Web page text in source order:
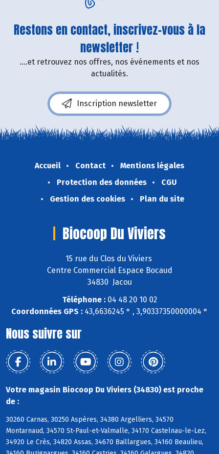
Restons en contact, inscrivez-vous à la
newsletter !
....et retrouvez nos offres, nos événements et nos
actualités.
Inscription newsletter
Accueil Contact
Mentions légales
Protection des données
CGU
Gestion des cookies
Plan du site
Biocoop Du Viviers
15 rue du Clos du Viviers
Centre Commercial Espace Bocaud
34830 Jacou
Téléphone :04 48 20 10 02
Coordonnées GPS : 43,6636245 ° , 3,90337350000004 °
Nous suivre sur
Votre magasin Biocoop Du Viviers (34830) est proche
de :
30260 Carnas, 30250 Aspères, 34380 Argelliers, 34570
Montarnaud, 34570 St-Paul-et-Valmalle, 34170 Castelnau-le-Lez,
34920 Le Crès, 34820 Assas, 34670 Baillargues, 34160 Beaulieu,